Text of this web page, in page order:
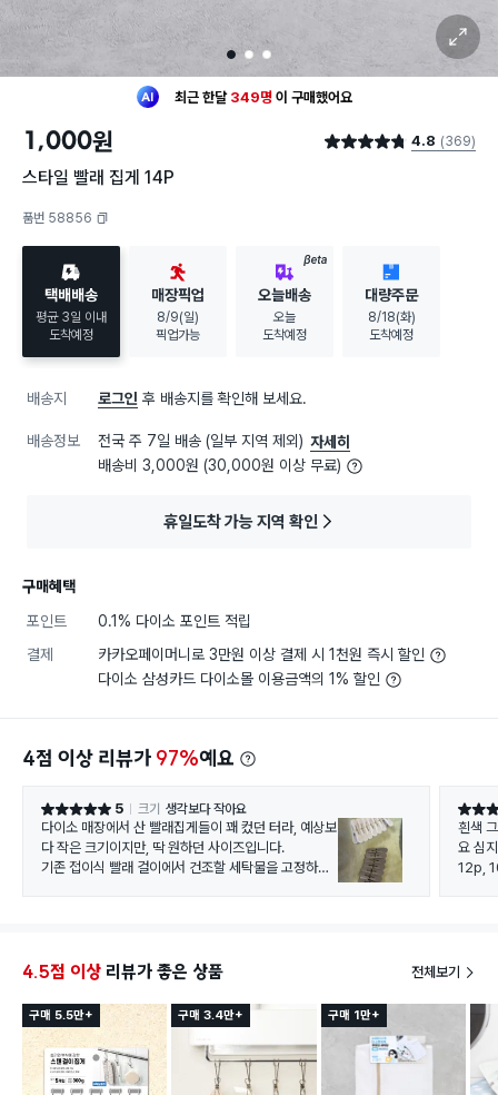
1 2 3
확대 보기
최근 한달 349명 이 구매했어요
구매했어요
1,000원 별점 4.8점 4.8 (369)
스타일 빨래 집게 14P
품번 58856
택배배송
평균 3일 이내
도착예정
매장픽업
8/9(일)
픽업가능
BETA
오늘배송
오늘
도착예정
대량주문
8/18(화)
도착예정
배송지 로그인 후 배송지를 확인해 보세요.
배송정보 전국 주 7일 배송 (일부 지역 제외) 자세히
배송비 3,000원 (30,000원 이상 무료)
휴일도착 가능 지역 확인
구매혜택
포인트
0.1% 다이소 포인트 적립
결제
카카오페이머니로 3만원 이상 결제 시 1천원 즉시 할인
다이소 삼성카드 다이소몰 이용금액의 1% 할인
4점 이상 리뷰가 97%예요
별점 5점 5 크기 생각보다 작아요
다이소 매장에서 산 빨래집게들이 꽤 컸던 터라, 예상보
다 작은 크기이지만, 딱 원하던 사이즈입니다.
기존 접이식 빨래 걸이에서 건조할 세탁물을 고정하기
별점 5
흰색
요 심
12p,
4.5점 이상 리뷰가 좋은 상품 전체보기
구매 5.5만+ 구매 3.4만+ 구매 1만+